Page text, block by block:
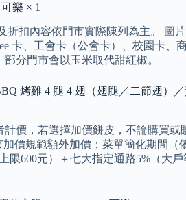
樂 × 1
扣內容依門市實際陳列為主。 圖
卡、工會卡（公會卡）、校園卡、
分門市會以玉米取代甜紅椒。
烤雞 4 腿 4 翅（翅腿／二節翅）
價，若選擇加價餅皮，不論購買或
價規範額外加價；菜單簡化期間（
限600元）＋七大指定通路5%（大